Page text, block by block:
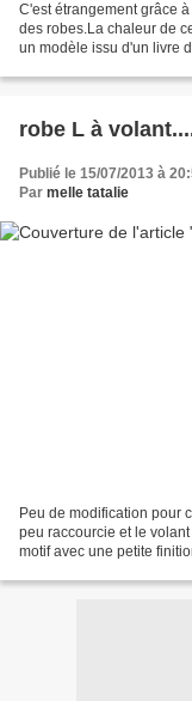
C'est étrangement grâce
des robes.La chaleur de
un modèle issu d'un livre
robe L à
Publié le 15/07/2013 à
Par melle tatalie
Peu de modification pour
peu raccourcie et le
motif avec une petite